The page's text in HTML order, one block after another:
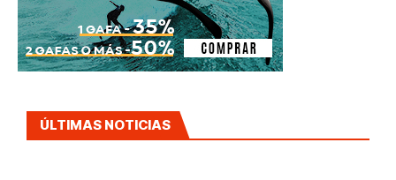
ÚLTIMAS NOTICIAS